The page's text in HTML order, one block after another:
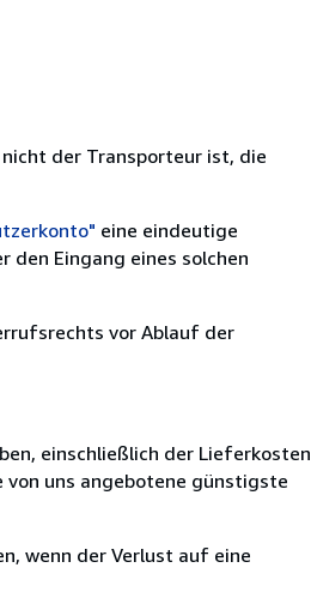
der Transporteur ist, die
eine eindeutige
den Eingang eines solchen
vor Ablauf der
einschließlich der Lieferkosten
von uns angebotene günstigste
wenn der Verlust auf eine